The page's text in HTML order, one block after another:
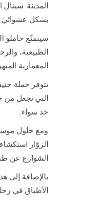
بشكل عشوائي
سيتمتّع حاملو
الطبيعية،
المعمارية
التي تجعل من
حد سواء.
ومع حلول موسم
الزوّار
الشوارع عن
بالإضافة إلى
الأطباق في